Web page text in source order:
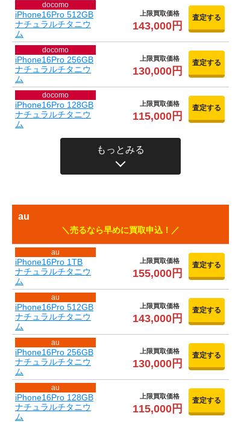
docomo
iPhone16Pro 512GB
ナチュラルチタニウ
ム
上限買取価格
143,000円
査定する
docomo
iPhone16Pro 256GB
ナチュラルチタニウ
ム
上限買取価格
130,000円
査定する
docomo
iPhone16Pro 128GB
ナチュラルチタニウ
ム
上限買取価格
115,000円
査定する
もっとみる
au
売るなら早めに買取申込！
au
iPhone16Pro 1TB
ナチュラルチタニウ
ム
上限買取価格
155,000円
査定する
au
iPhone16Pro 512GB
ナチュラルチタニウ
ム
上限買取価格
143,000円
査定する
au
iPhone16Pro 256GB
ナチュラルチタニウ
ム
上限買取価格
130,000円
査定する
au
iPhone16Pro 128GB
ナチュラルチタニウ
ム
上限買取価格
115,000円
査定する